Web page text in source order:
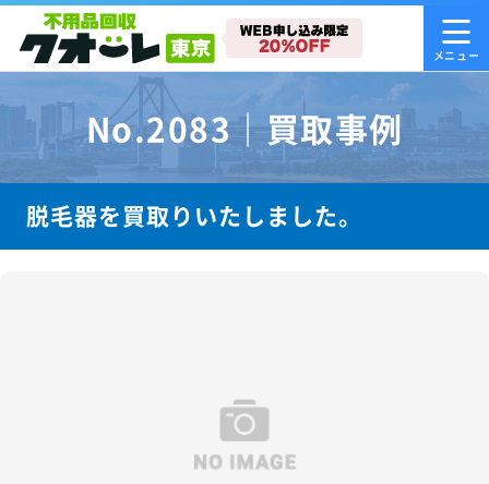
No.2083｜買取事例
脱毛器を買取りいたしました。